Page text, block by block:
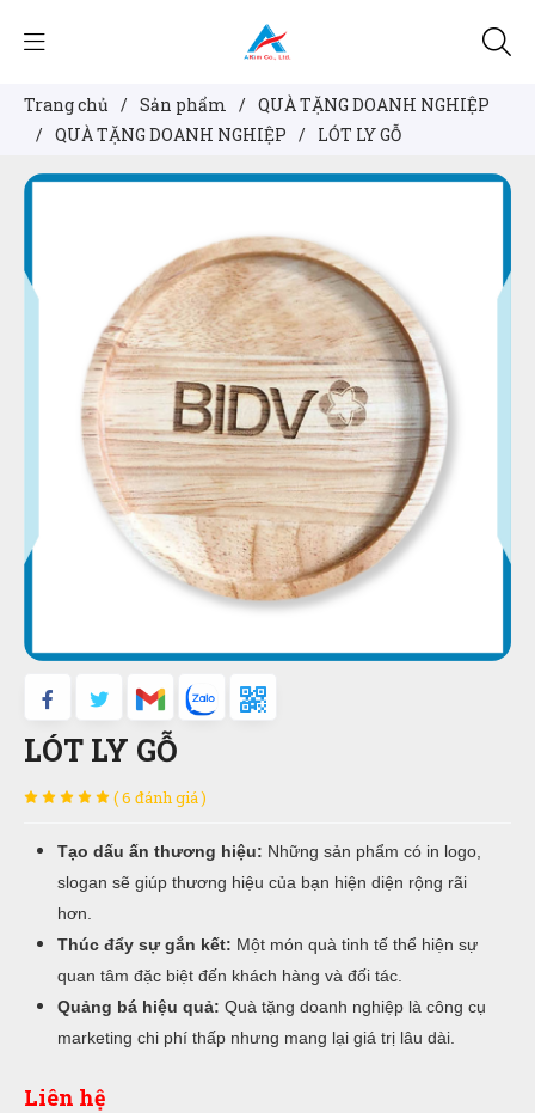
Trang chủ / Sản phẩm / QUÀ TẶNG DOANH NGHIỆP
/ QUÀ TẶNG DOANH NGHIỆP / LÓT LY GỖ
LÓT LY GỖ
( 6 đánh giá )
Tạo dấu ấn thương hiệu: Những sản phẩm có in logo,
slogan sẽ giúp thương hiệu của bạn hiện diện rộng rãi
hơn.
Thúc đẩy sự gắn kết: Một món quà tinh tế thể hiện sự
quan tâm đặc biệt đến khách hàng và đối tác.
Quảng bá hiệu quả: Quà tặng doanh nghiệp là công cụ
marketing chi phí thấp nhưng mang lại giá trị lâu dài.
Liên hệ